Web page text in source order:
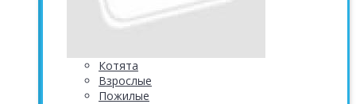
Котята
Взрослые
Пожилые